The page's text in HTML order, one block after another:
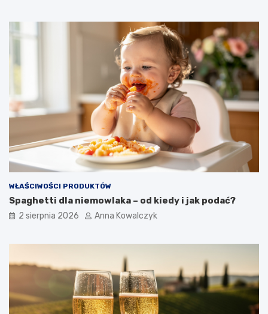
WŁAŚCIWOŚCI PRODUKTÓW
Spaghetti dla niemowlaka – od kiedy i jak podać?
2 sierpnia 2026 Anna Kowalczyk